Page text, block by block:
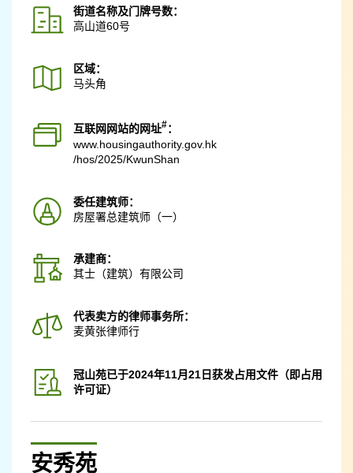
街道名称及门牌号数：
高山道60号
区域：
马头角
互联网网站的网址#：
www.housingauthority.gov.hk
/hos/2025/KwunShan
委任建筑师：
房屋署总建筑师（一）
承建商：
其士（建筑）有限公司
代表卖方的律师事务所：
麦黄张律师行
冠山苑已于2024年11月21日获发占用文件（即占用
许可证）
安秀苑